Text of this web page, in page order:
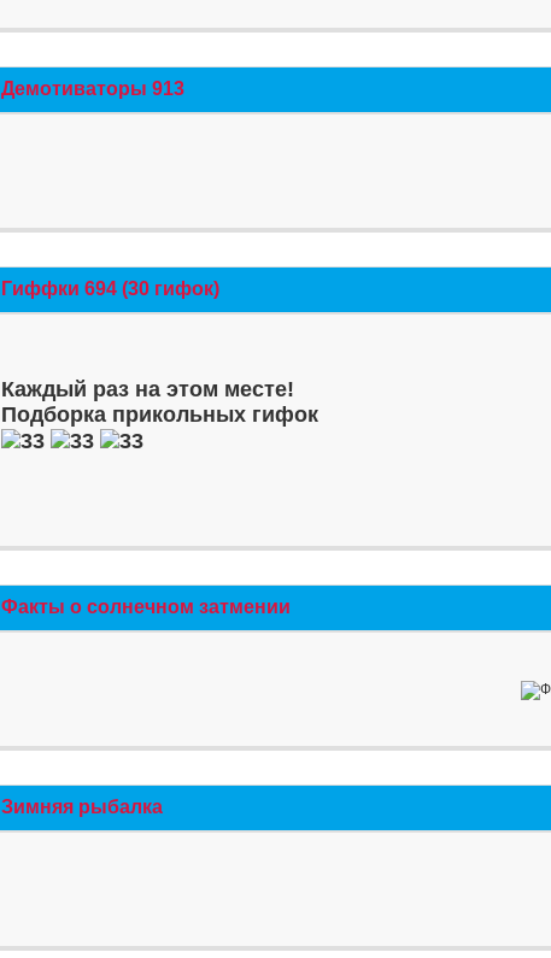
Демотиваторы 913
Гиффки 694 (30 гифок)
Каждый раз на этом месте!
Подборка прикольных гифок
Факты о солнечном затмении
Зимняя рыбалка